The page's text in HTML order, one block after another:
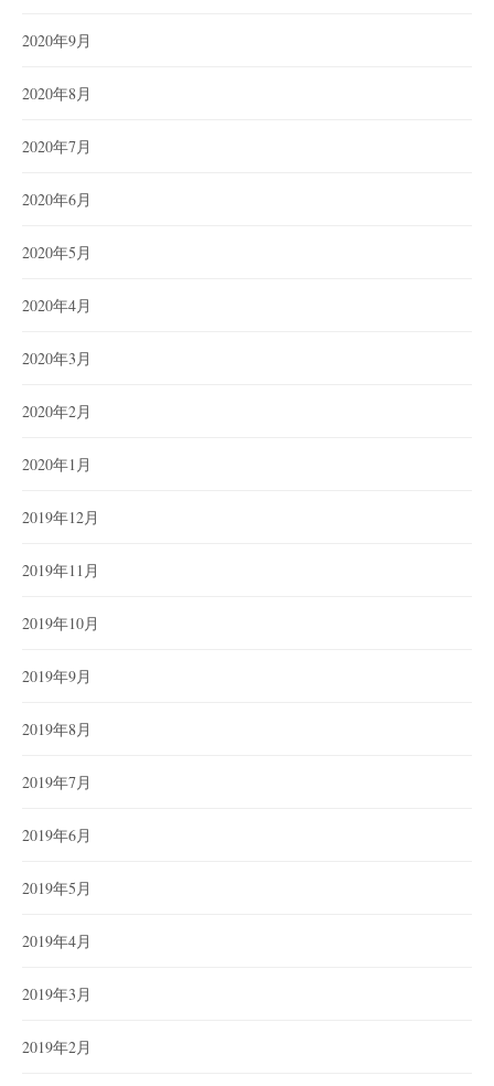
2020年9月
2020年8月
2020年7月
2020年6月
2020年5月
2020年4月
2020年3月
2020年2月
2020年1月
2019年12月
2019年11月
2019年10月
2019年9月
2019年8月
2019年7月
2019年6月
2019年5月
2019年4月
2019年3月
2019年2月